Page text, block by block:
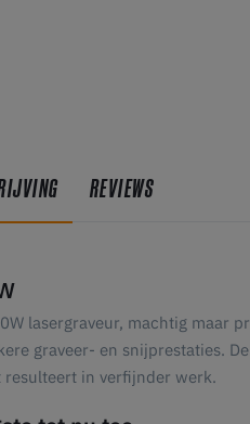
REVIEWS
lasergraveur, machtig maar
graveer- en snijprestaties.
resulteert in verfijnder werk.